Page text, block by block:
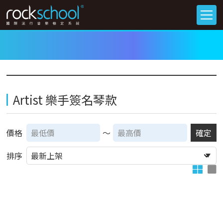
Artist 樂手簽名琴款
價格 ～
確定
排序